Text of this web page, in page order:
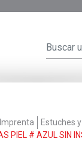
Imprenta
Estuches
PIEL # AZUL SIN